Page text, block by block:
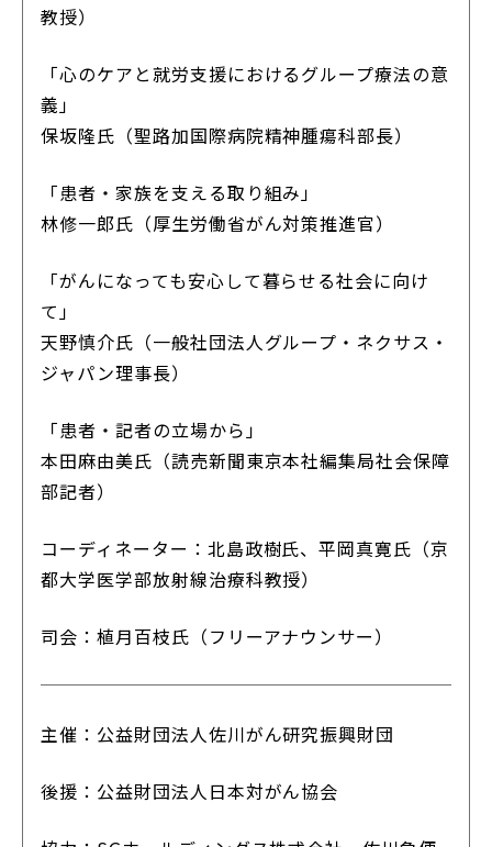
教授）
「心のケアと就労支援におけるグループ療法の意
義」
保坂隆氏（聖路加国際病院精神腫瘍科部長）
「患者・家族を支える取り組み」
林修一郎氏（厚生労働省がん対策推進官）
「がんになっても安心して暮らせる社会に向け
て」
天野慎介氏（一般社団法人グループ・ネクサス・
ジャパン理事長）
「患者・記者の立場から」
本田麻由美氏（読売新聞東京本社編集局社会保障
部記者）
コーディネーター：北島政樹氏、平岡真寛氏（京
都大学医学部放射線治療科教授）
司会：植月百枝氏（フリーアナウンサー）
主催：公益財団法人佐川がん研究振興財団
後援：公益財団法人日本対がん協会